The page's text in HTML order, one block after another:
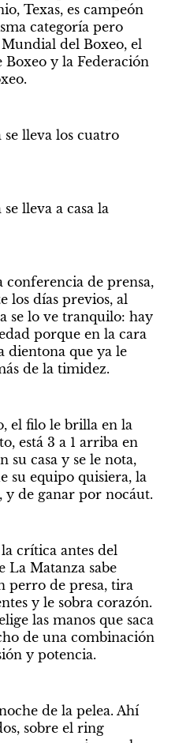
Texas, es campeón
categoría pero
del Boxeo, el
y la Federación
se lleva los cuatro
lleva a casa la
conferencia de prensa,
los días previos, al
se lo ve tranquilo: hay
porque en la cara
dientona que ya le
de la timidez.
el filo le brilla en la
está 3 a 1 arriba en
su casa y se le nota,
su equipo quisiera, la
y de ganar por nocáut.
crítica antes del
La Matanza sabe
perro de presa, tira
y le sobra corazón.
las manos que saca
de una combinación
y potencia.
de la pelea. Ahí
sobre el ring